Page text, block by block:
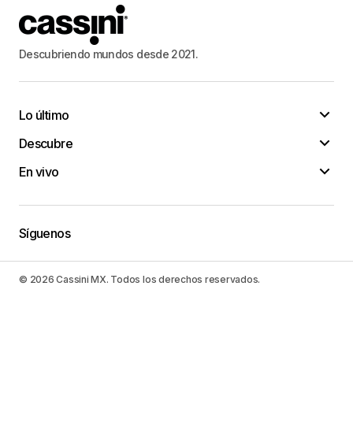
Descubriendo mundos desde 2021.
Lo último
Descubre
En vivo
Síguenos
© 2026 Cassini MX. Todos los derechos reservados.